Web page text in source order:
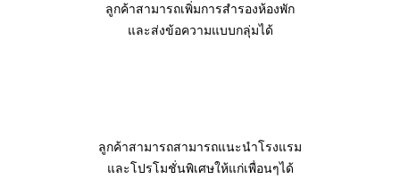
ลูกค้าสามารถเพิ่มการสำรองห้องพัก
และส่งข้อความแบบกลุ่มได้
ลูกค้าสามารถสามารถแนะนำโรงแรม
และโปรโมชั่นพิเศษให้แก่เพื่อนๆได้